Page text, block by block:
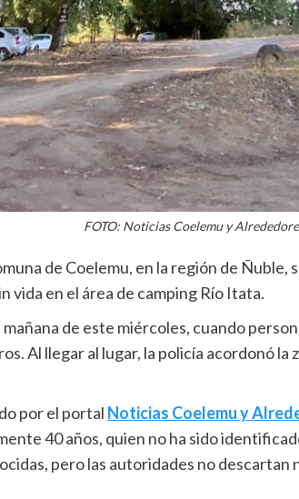
FOTO: Noticias Coelemu y
de Coelemu, en la región de
vida en el área de camping Río Itata.
mañana de este miércoles, cuando
Al llegar al lugar, la policía acordonó
por el portal Noticias Coelemu y
40 años, quien no ha sido
pero las autoridades no descartan